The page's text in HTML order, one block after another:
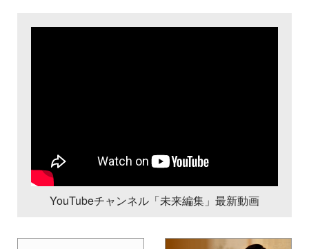
YouTubeチャンネル「未来編集」最新動画